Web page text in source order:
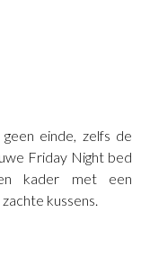
einde, zelfs de
Friday Night bed
kader met een
kussens.